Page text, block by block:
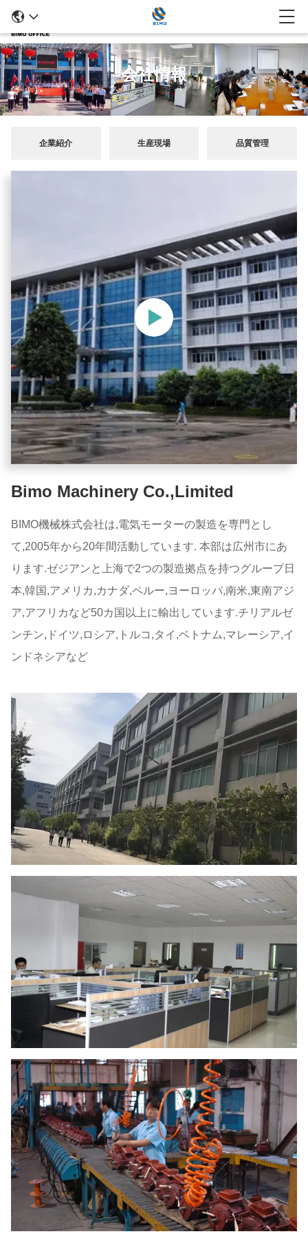
会社情報
企業紹介 生産現場 品質管理
Bimo Machinery Co.,Limited
BIMO機械株式会社は,電気モーターの製造を専門とし
て,2005年から20年間活動しています. 本部は広州市にあ
ります.ゼジアンと上海で2つの製造拠点を持つグループ日
本,韓国,アメリカ,カナダ,ペルー,ヨーロッパ,南米,東南アジ
ア,アフリカなど50カ国以上に輸出しています.チリアルゼ
ンチン,ドイツ,ロシア,トルコ,タイ,ベトナム,マレーシア,イ
ンドネシアなど